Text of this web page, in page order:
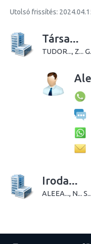
Utolsó frissítés:
Társa...
TUDOR..., Z...
Iroda...
ALEEA..., N... S...